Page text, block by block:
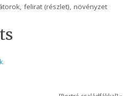
felirat (részlet), növényzet
.